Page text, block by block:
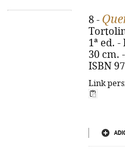
8 -
1ª ed.
30 cm.
ISBN
Link